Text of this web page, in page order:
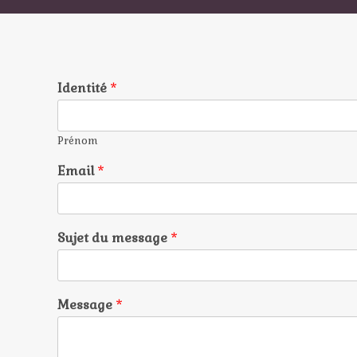
Identité *
Prénom
Email*
Sujet du message *
Message *